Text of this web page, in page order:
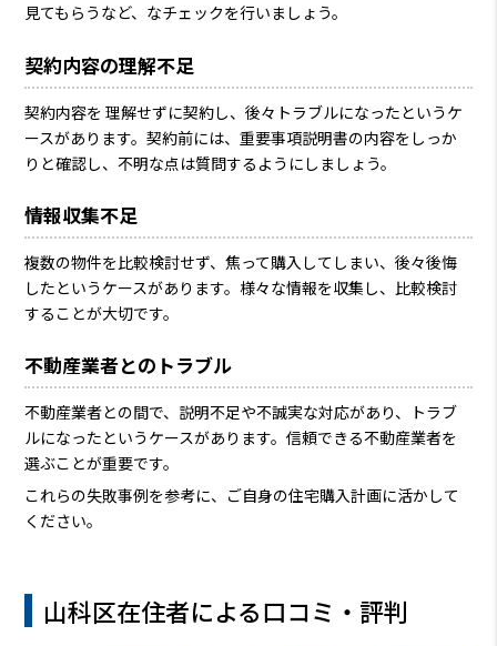
見てもらうなど、なチェックを行いましょう。
契約内容の理解不足
契約内容を 理解せずに契約し、後々トラブルになったというケ
ースがあります。契約前には、重要事項説明書の内容をしっか
りと確認し、不明な点は質問するようにしましょう。
情報収集不足
複数の物件を比較検討せず、焦って購入してしまい、後々後悔
したというケースがあります。様々な情報を収集し、比較検討
することが大切です。
不動産業者とのトラブル
不動産業者との間で、説明不足や不誠実な対応があり、トラブ
ルになったというケースがあります。信頼できる不動産業者を
選ぶことが重要です。
これらの失敗事例を参考に、ご自身の住宅購入計画に活かして
ください。
山科区在住者による口コミ・評判